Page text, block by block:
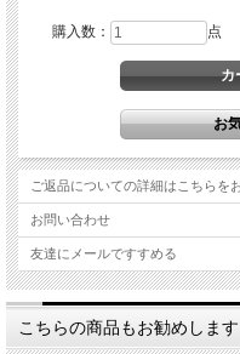
購入数： 点
ご返品についての詳細はこちらを
お問い合わせ
友達にメールですすめる
こちらの商品もお勧めします